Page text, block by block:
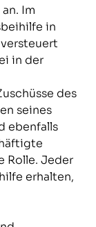
Im
in
in der
des
seines
ebenfalls
Rolle. Jeder
erhalten,